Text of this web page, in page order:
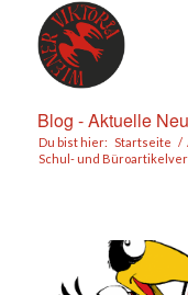
Blog - Aktuelle
Du bist hier: Startseite /
Schul- und